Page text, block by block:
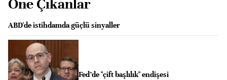
Öne Çıkanlar
ABD'de istihdamda güçlü sinyaller
Fed’de "çift başlılık" endişesi